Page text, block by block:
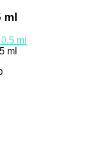
ml